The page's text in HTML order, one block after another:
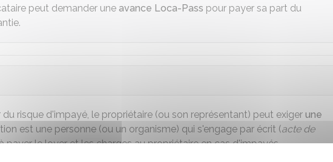
peut demander une avance Loca-Pass pour payer sa part du
du risque d'impayé, le propriétaire (ou son représentant) peut exiger une
est une personne (ou un organisme) qui s'engage par écrit (acte de
payer le loyer et les charges au propriétaire en cas d'impayés.